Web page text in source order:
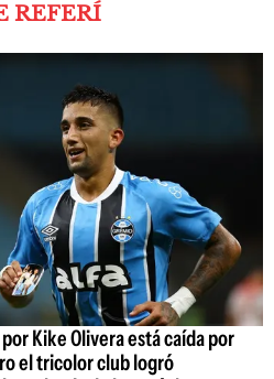
REFERÍ
Kike Olivera está caída por
el tricolor club logró